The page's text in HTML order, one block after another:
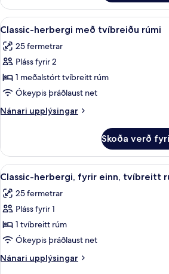
yfir
garð
herbergi
með
tvíbreiðu
útsýni
garð
Skoða
allar
myndir
fyrir
Classic-
herbergi
með
tvíbreiðu
Rúmföt
5
Classic-herbergi með tvíbreiðu rúmi
25 fermetrar
Pláss fyrir 2
1 meðalstórt tvíbreitt rúm
Ókeypis þráðlaust net
Nánari upplýsingar
Nánari
herbergi
með
tvíbreiðu
Skoða verð
Skoða
allar
myndir
fyrir
Classic-
herbergi,
fyrir
einn,
Rúmföt
5
Classic-herbergi, fyrir einn, tvíbreitt
25 fermetrar
Pláss fyrir 1
1 tvíbreitt rúm
Ókeypis þráðlaust net
Nánari upplýsingar
Nánari